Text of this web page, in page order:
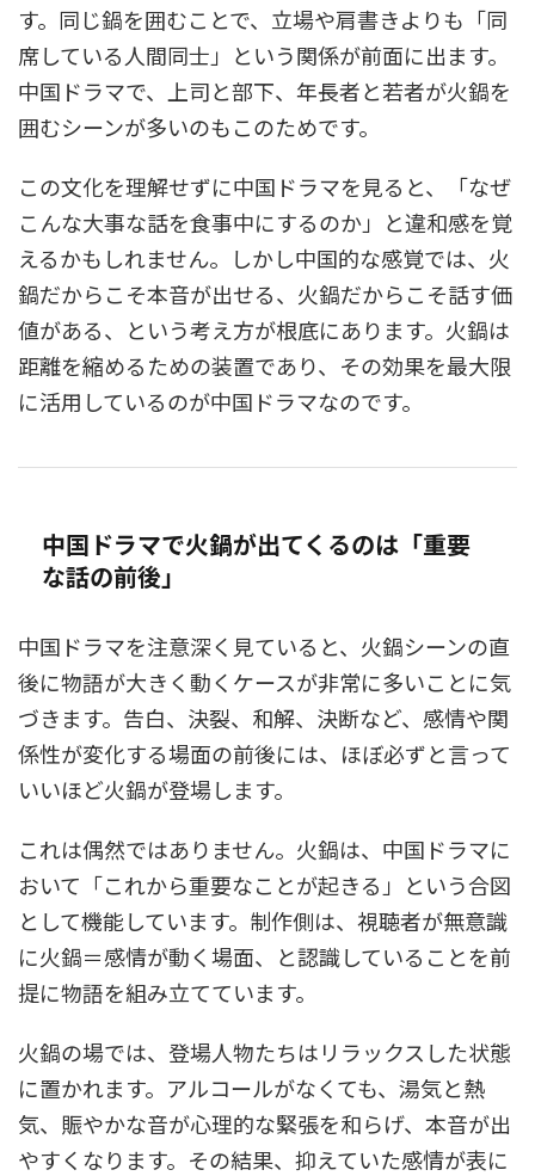
す。同じ鍋を囲むことで、立場や肩書きよりも「同
席している人間同士」という関係が前面に出ます。
中国ドラマで、上司と部下、年長者と若者が火鍋を
囲むシーンが多いのもこのためです。
この文化を理解せずに中国ドラマを見ると、「なぜ
こんな大事な話を食事中にするのか」と違和感を覚
えるかもしれません。しかし中国的な感覚では、火
鍋だからこそ本音が出せる、火鍋だからこそ話す価
値がある、という考え方が根底にあります。火鍋は
距離を縮めるための装置であり、その効果を最大限
に活用しているのが中国ドラマなのです。
中国ドラマで火鍋が出てくるのは「重要
な話の前後」
中国ドラマを注意深く見ていると、火鍋シーンの直
後に物語が大きく動くケースが非常に多いことに気
づきます。告白、決裂、和解、決断など、感情や関
係性が変化する場面の前後には、ほぼ必ずと言って
いいほど火鍋が登場します。
これは偶然ではありません。火鍋は、中国ドラマに
おいて「これから重要なことが起きる」という合図
として機能しています。制作側は、視聴者が無意識
に火鍋＝感情が動く場面、と認識していることを前
提に物語を組み立てています。
火鍋の場では、登場人物たちはリラックスした状態
に置かれます。アルコールがなくても、湯気と熱
気、賑やかな音が心理的な緊張を和らげ、本音が出
やすくなります。その結果、抑えていた感情が表に